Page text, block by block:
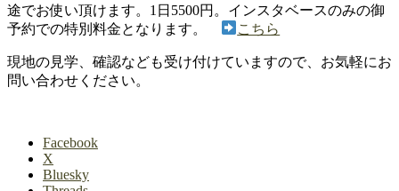
途でお使い頂けます。1日5500円。インスタベースのみの御
予約での特別料金となります。
こちら
現地の見学、確認なども受け付けていますので、お気軽にお
問い合わせください。
Facebook
X
Bluesky